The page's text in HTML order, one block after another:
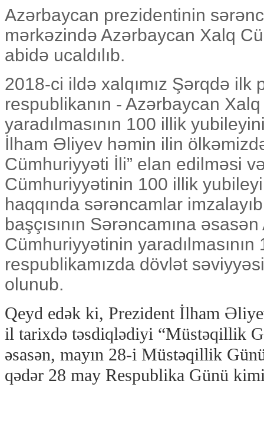
Azərbaycan prezidentinin
mərkəzində Azərbaycan Xalq
abidə ucaldılıb.
2018-ci ildə xalqımız Şərqdə ilk
respublikanın - Azərbaycan
yaradılmasının 100 illik
İlham Əliyev həmin ilin
Cümhuriyyəti İli” elan edilməsi
Cümhuriyyətinin 100 illik
haqqında sərəncamlar
başçısının Sərəncamına
Cümhuriyyətinin
respublikamızda dövlət
olunub.
Qeyd edək ki, Prezident İlham
il tarixdə təsdiqlədiyi “Müstəqillik
əsasən, mayın 28-i Müstəqillik
qədər 28 may Respublika Günü